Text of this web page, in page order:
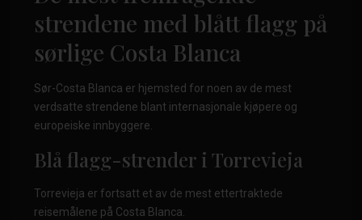
strendene med blått flagg på
sørlige Costa Blanca
Sør-Costa Blanca er hjemsted for noen av de mest
verdsatte strendene blant internasjonale kjøpere og
europeiske innbyggere.
Blå flagg-strender i Torrevieja
Torrevieja er fortsatt et av de mest ettertraktede
reisemålene på Costa Blanca.